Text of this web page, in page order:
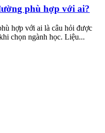
phù hợp với ai?
hợp với ai là câu hỏi được
chọn ngành học. Liệu...